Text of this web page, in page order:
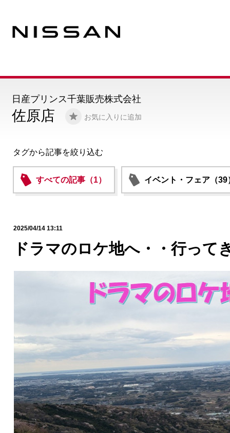
佐原店 お気に入りに追加
日産プリンス千葉販売株式会社
タグから記事を絞り込む
すべての記事（1） イベント・フェア（39
2025/04/14 13:11
ドラマのロケ地へ・・行って